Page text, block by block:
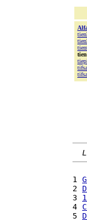
tifsa
1
2
3
4
5